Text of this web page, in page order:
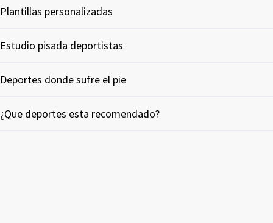
Plantillas personalizadas
Estudio pisada deportistas
Deportes donde sufre el pie
¿Que deportes esta recomendado?